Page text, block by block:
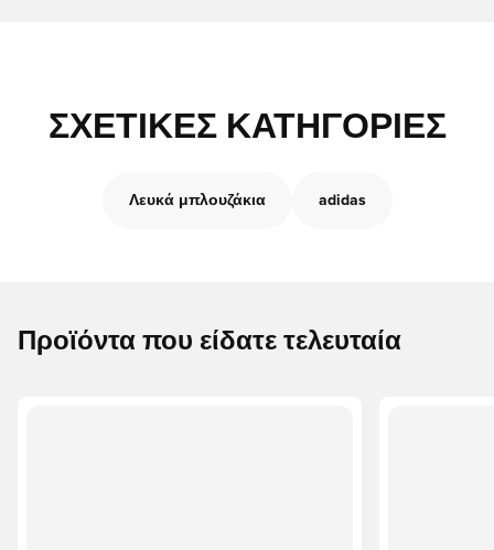
ΣΧΕΤΙΚΈΣ ΚΑΤΗΓΟΡΊΕΣ
Λευκά μπλουζάκια adidas
Προϊόντα που είδατε τελευταία